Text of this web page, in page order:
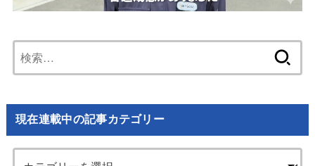
索:
現在連載中の記事カテゴリー